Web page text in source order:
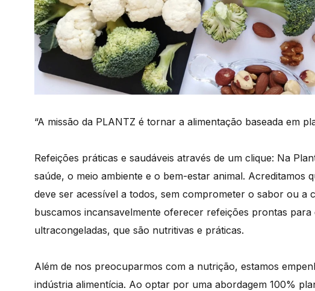
“A missão da PLANTZ é tornar a alimentação baseada em
Refeições práticas e saudáveis através de um clique: Na
saúde, o meio ambiente e o bem-estar animal. Acreditamos
deve ser acessível a todos, sem comprometer o sabor ou a
buscamos incansavelmente oferecer refeições prontas
ultracongeladas, que são nutritivas e práticas.
Além de nos preocuparmos com a nutrição, estamos
indústria alimentícia. Ao optar por uma abordagem 100%